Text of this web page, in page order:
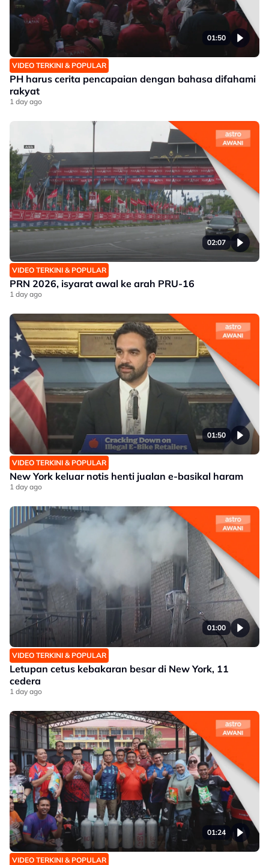
01:50
VIDEO TERKINI & POPULAR
PH harus cerita pencapaian dengan bahasa difahami
rakyat
1 day ago
02:07
VIDEO TERKINI & POPULAR
PRN 2026, isyarat awal ke arah PRU-16
1 day ago
01:50
VIDEO TERKINI & POPULAR
New York keluar notis henti jualan e-basikal haram
1 day ago
01:00
VIDEO TERKINI & POPULAR
Letupan cetus kebakaran besar di New York, 11
cedera
1 day ago
01:24
VIDEO TERKINI & POPULAR